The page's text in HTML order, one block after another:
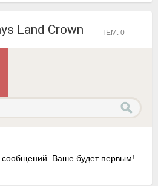
Land Crown ТЕМ: 0
сообщений. Ваше будет первым!